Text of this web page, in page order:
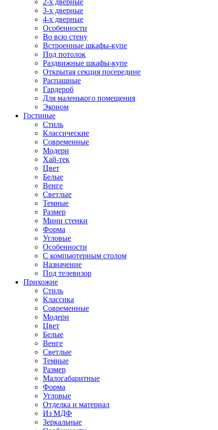
2-х дверные
3-х дверные
4-х дверные
Особенности
Во всю стену
Встроенные шкафы-купе
Под потолок
Раздвижные шкафы-купе
Открытая секция посередине
Распашные
Гардероб
Для маленького помещения
Эконом
Гостиные
Стиль
Классические
Современные
Модерн
Хай-тек
Цвет
Белые
Венге
Светлые
Темные
Размер
Мини стенки
Форма
Угловые
Особенности
С компьютерным столом
Назначение
Под телевизор
Прихожие
Стиль
Классика
Современные
Модерн
Цвет
Белые
Венге
Светлые
Темные
Размер
Малогабаритные
Форма
Угловые
Отделка и материал
Из МДФ
Зеркальные